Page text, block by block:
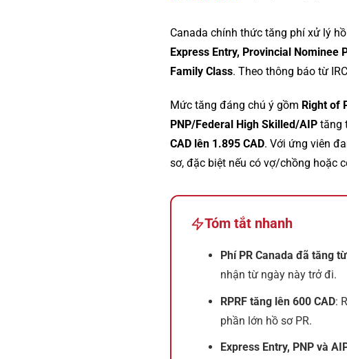
Canada chính thức tăng phí xử lý
Express Entry, Provincial
Family Class. Theo thông báo từ
Mức tăng đáng chú ý gồm Right of
PNP/Federal High Skilled/AIP tăng
CAD lên 1.895 CAD. Với ứng viên
sơ, đặc biệt nếu có vợ/chồng hoặc
Tóm tắt nhanh
Phí PR Canada đã tăng
nhận từ ngày này trở đi.
RPRF tăng lên 600 CAD:
phần lớn hồ sơ PR.
Express Entry, PNP và